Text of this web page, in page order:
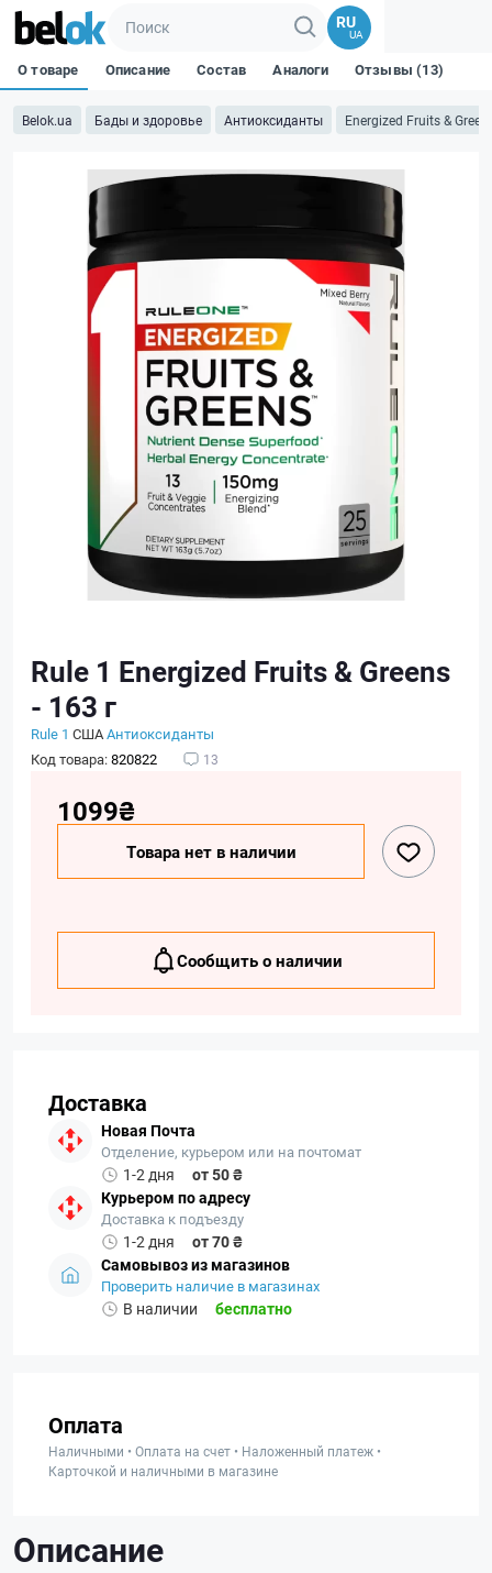
RU
UA
Belok.ua Бады и здоровье Антиоксиданты Energized Fruits &
О товаре Описание Состав Аналоги Отзывы (13)
Rule 1 Energized Fruits & Greens
- 163 г
Rule 1 СШААнтиоксиданты
Код товара:820822 13
1099₴
Товара нет в наличии
Сообщить о наличии
Доставка
Новая Почта
Отделение, курьером или на почтомат
1-2 дня
от 50 ₴
Курьером по адресу
Доставка к подъезду
1-2 дня
от 70 ₴
Самовывоз из магазинов
Проверить наличие в магазинах
В наличии бесплатно
Оплата
Наличными • Оплата на счет • Наложенный платеж •
Карточкой и наличными в магазине
Описание